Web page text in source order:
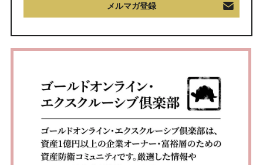
メルマガ登録